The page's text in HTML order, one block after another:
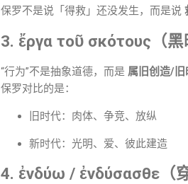
保罗不是说「得救」还没发生，而是说
3. ἔργα τοῦ σκότους（黑
“行为”不是抽象道德，而是 属旧创造/
保罗对比的是：
旧时代：肉体、争竞、放纵
新时代：光明、爱、彼此建造
4. ἐνδύω / ἐνδύσασθε（